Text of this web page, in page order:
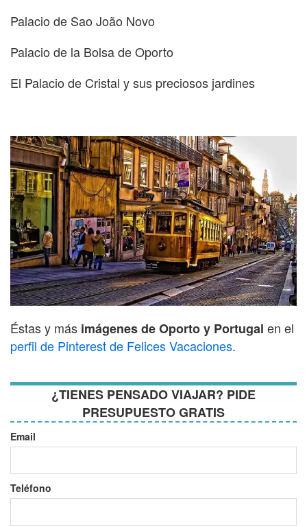
Palacio de Sao João Novo
Palacio de la Bolsa de Oporto
El Palacio de Cristal y sus preciosos jardines
Éstas y más imágenes de Oporto y Portugal en el
perfil de Pinterest de Felices Vacaciones.
¿TIENES PENSADO VIAJAR? PIDE
PRESUPUESTO GRATIS
Email
Teléfono